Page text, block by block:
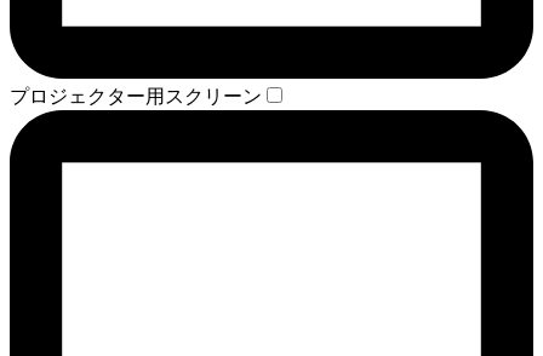
プロジェクター用スクリーン